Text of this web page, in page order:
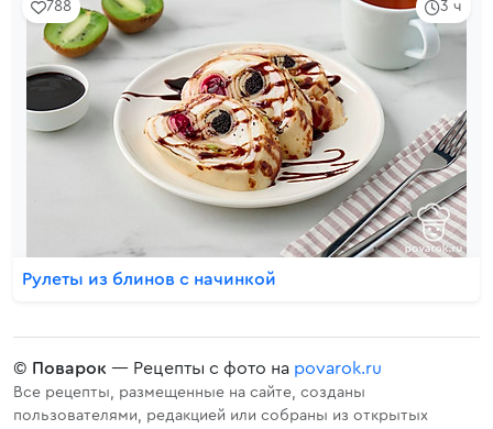
3 ч
788
Рулеты из блинов с начинкой
© Поварок — Рецепты с фото на povarok.ru
Все рецепты, размещенные на сайте, созданы
пользователями, редакцией или собраны из открытых